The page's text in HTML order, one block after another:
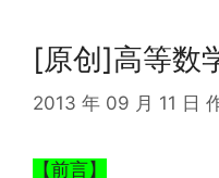
[原创]高等数
2013 年 09 月 11 日
【前言】